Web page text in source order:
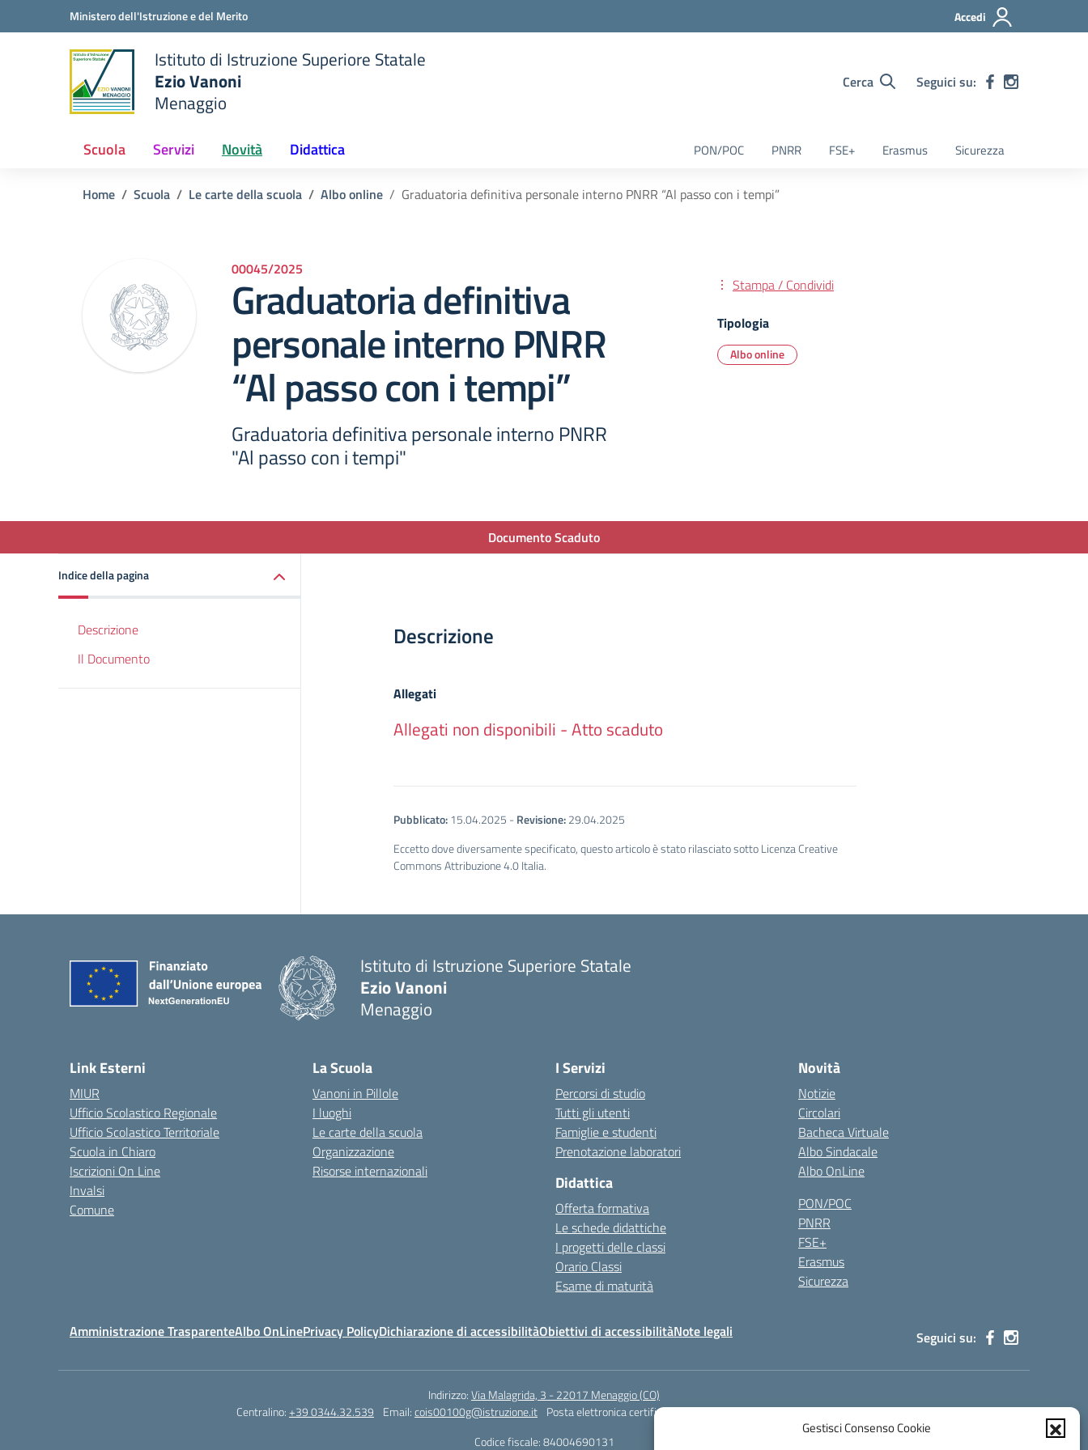
Gestisci Consenso Cookie
Vai ai contenuti
Vai al menu di navigazioneMinistero dell'Istruzione e del Merito Accedi
scuola
Istituto di Istruzione Superiore Statale
Ezio Vanoni
Menaggio
Cerca Seguici su:
Scuola Servizi Novità Didattica PON/POC PNRR FSE+ Erasmus Sicurezza
Home Scuola Le carte della scuola Albo online Graduatoria definitiva personale interno PNRR “Al passo con i tempi”
00045/2025
Graduatoria definitiva
personale interno PNRR
“Al passo con i tempi”
Graduatoria definitiva personale interno PNRR
"Al passo con i tempi"
Stampa / Condividi
Tipologia
Albo online
Documento Scaduto
Indice della pagina
Descrizione
Il Documento
Descrizione
Allegati
Allegati non disponibili - Atto scaduto
Pubblicato:15.04.2025 -Revisione:29.04.2025
Eccetto dove diversamente specificato, questo articolo è stato rilasciato sotto Licenza Creative
Commons Attribuzione 4.0 Italia.
Istituto di Istruzione Superiore Statale
Ezio Vanoni
Menaggio
Link Esterni
MIUR
Ufficio Scolastico Regionale
Ufficio Scolastico Territoriale
Scuola in Chiaro
Iscrizioni On Line
Invalsi
Comune
La Scuola
Vanoni in Pillole
I luoghi
Le carte della scuola
Organizzazione
Risorse internazionali
I Servizi
Percorsi di studio
Tutti gli utenti
Famiglie e studenti
Prenotazione laboratori
Didattica
Offerta formativa
Le schede didattiche
I progetti delle classi
Orario Classi
Esame di maturità
Novità
Notizie
Circolari
Bacheca Virtuale
Albo Sindacale
Albo OnLine
PON/POC
PNRR
FSE+
Erasmus
Sicurezza
Amministrazione TrasparenteAlbo OnLinePrivacy PolicyDichiarazione di accessibilitàObiettivi di accessibilitàNote legali Seguici su:
Indirizzo:Via Malagrida, 3 - 22017 Menaggio (CO)
Centralino:+39 0344.32.539 Email:cois00100g@istruzione.it Posta elettronica certificata (PEC):cois00100g@pec.istruzione.it
Codice fiscale: 84004690131